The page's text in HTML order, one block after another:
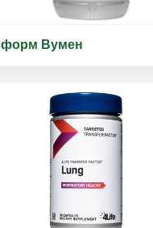
Вумен